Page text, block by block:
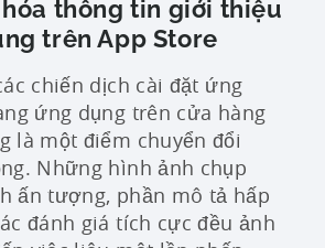
thông tin giới thiệu
trên App Store
chiến dịch cài đặt ứng
ứng dụng trên cửa hàng
là một điểm chuyển đổi
Những hình ảnh chụp
ấn tượng, phần mô tả hấp
đánh giá tích cực đều ảnh